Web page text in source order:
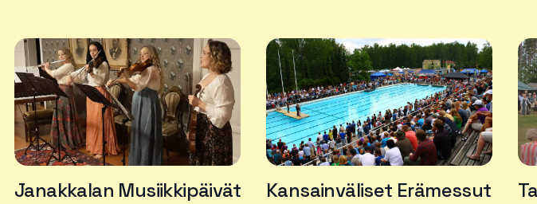
Janakkalan Musiikkipäivät Kansainväliset Erämessut